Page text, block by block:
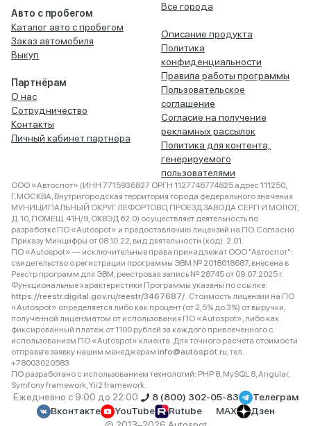
Авто с пробегом
Каталог авто с пробегом
Заказ автомобиля
Выкуп
Партнёрам
О нас
Сотрудничество
Контакты
Личный кабинет партнера
Все города
Описание продукта
Политика
конфиденциальности
Правила работы программы
Пользовательское
соглашение
Согласие на получение
рекламных рассылок
Политика для контента,
генерируемого
пользователями
ООО «Автоспот» (ИНН 7715936827 ОРГН 1127746774825 адрес 111250,
Г.МОСКВА, Внутригородская территория города федерального значения
МУНИЦИПАЛЬНЫЙ ОКРУГ ЛЕФОРТОВО, ПРОЕЗД ЗАВОДА СЕРП И МОЛОТ,
Д. 10, ПОМЕЩ. 41Н/9, ОКВЭД 62.0) осуществляет деятельность по
разработке ПО «Autospot» и предоставлению лицензий на ПО. Согласно
Приказу Минцифры от 08.10.22, вид деятельности (код): 2.01.
ПО «Autospot» — исключительные права принадлежат ООО "Автоспот":
свидетельство о регистрации программы ЭВМ № 2018618687, внесена в
Реестр программ для ЭВМ, реестровая запись № 28745 от 09.07.2025 г.
Функциональные характеристики Программы указаны по ссылке:
https://reestr.digital.gov.ru/reestr/3467687/ . Стоимость лицензии на ПО
«Autospot» определяется либо как процент (от 2,5% до 3%) от выручки,
полученной лицензиатом от использования ПО «Autospot», либо как
фиксированный платеж от 1100 рублей за каждого привлеченного с
использованием ПО «Autospot» клиента. Для точного расчета стоимости
отправьте заявку нашим менеджерам info@autospot.ru, тел.
+78003020583
ПО разработано с использованием технологий: PHP 8, MySQL 8, Angular,
Symfony framework, Yii2 framework.
Ежедневно с 9:00 до 22:00 8 (800) 302-05-83
Телеграм
Вконтакте
YouTube Rutube MAX
Дзен